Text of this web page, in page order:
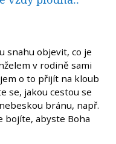
snahu objevit, co je
v rodině sami
o to přijít na kloub
se, jakou cestou se
bránu, např.
bojíte, abyste Boha